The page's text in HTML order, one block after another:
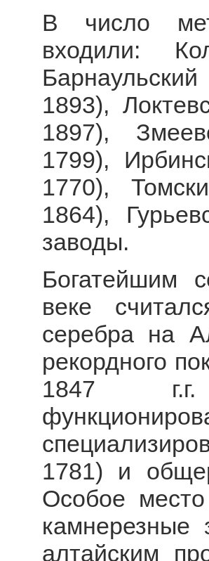
В число
входили:
1893),
1897),
1799),
1770),
1864),
заводы.
Богатейшим
веке
серебра на
рекордного
1847
1781) и
Особое
алтайским